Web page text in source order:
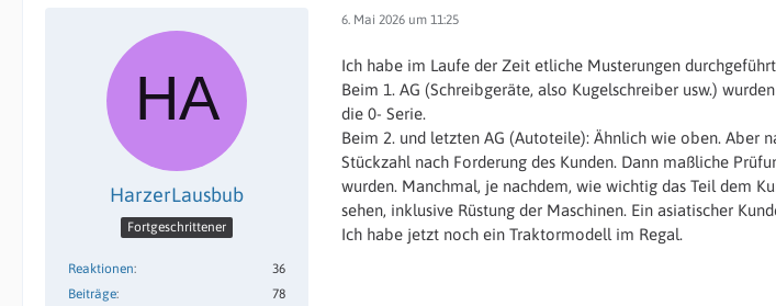
HarzerLausbub
Fortgeschrittener
Reaktionen
36
Beiträge
78
6. Mai 2026 um 11:25
Ich habe im Laufe der Zeit etliche Musterungen
Beim 1. AG (Schreibgeräte, also Kugelschreiber usw.)
die 0- Serie.
Beim 2. und letzten AG (Autoteile): Ähnlich wie oben. Aber
Stückzahl nach Forderung des Kunden. Dann maßliche
wurden. Manchmal, je nachdem, wie wichtig das Teil dem
sehen, inklusive Rüstung der Maschinen. Ein asiatischer
Ich habe jetzt noch ein Traktormodell im Regal.